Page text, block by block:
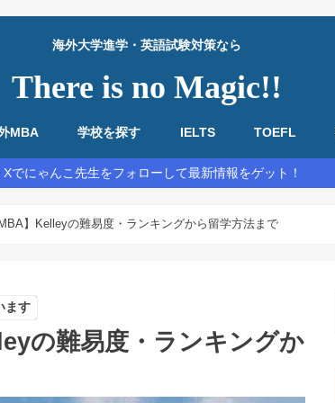
海外大学進学・英語試験対策なら
There is no Magic!!
MBA 学校を探す IELTS
教材・基本情報
勉強法全般
リーディング
リスニング
スピーキング
ライティング
TOEFL
教材・基本情報
勉強法全般
リーディング
リスニング
スピーキング
ライティング
Xでにゃんこ先生をフォローして最新情報をゲット！
】Kelleyの難易度・ランキングから留学方法まで
ます
の難易度・ランキングか